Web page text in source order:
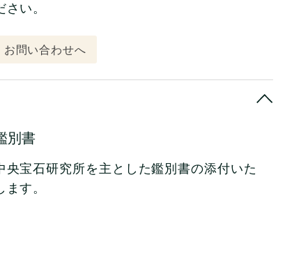
さい。
お問い合わせへ
別書
央宝石研究所を主とした鑑別書の添付いた
ます。